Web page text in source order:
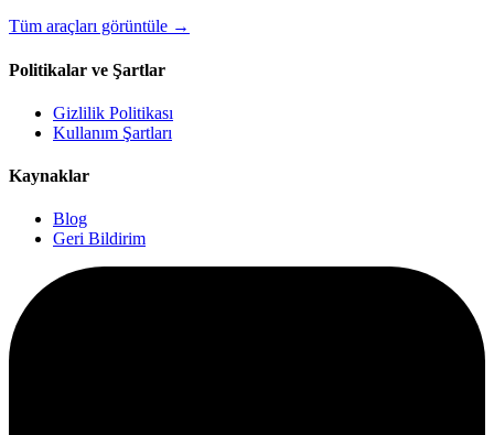
Tüm araçları görüntüle →
Politikalar ve Şartlar
Gizlilik Politikası
Kullanım Şartları
Kaynaklar
Blog
Geri Bildirim